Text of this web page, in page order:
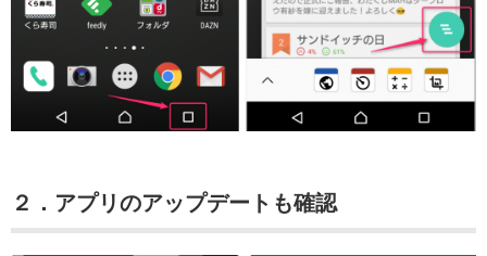
２．アプリのアップデートも確認